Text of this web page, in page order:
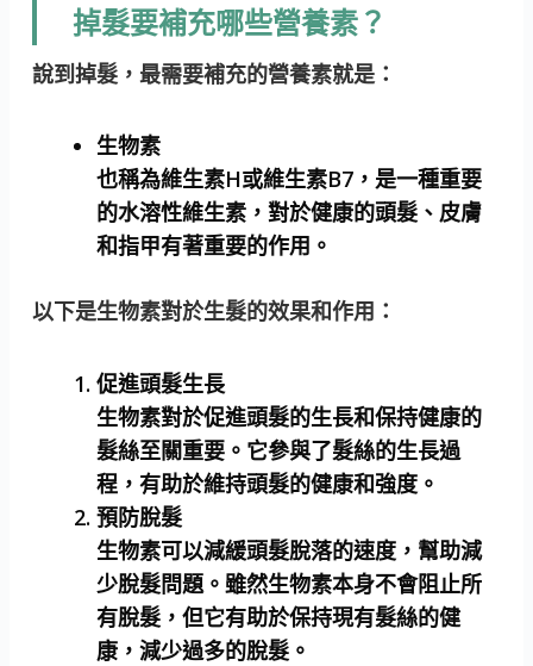
掉髮要補充哪些營養素？
說到掉髮，最需要補充的營養素就是：
生物素
也稱為維生素H或維生素B7，是一種重要
的水溶性維生素，對於健康的頭髮、皮膚
和指甲有著重要的作用。
以下是生物素對於生髮的效果和作用：
促進頭髮生長
生物素對於促進頭髮的生長和保持健康的
髮絲至關重要。它參與了髮絲的生長過
程，有助於維持頭髮的健康和強度。
預防脫髮
生物素可以減緩頭髮脫落的速度，幫助減
少脫髮問題。雖然生物素本身不會阻止所
有脫髮，但它有助於保持現有髮絲的健
康，減少過多的脫髮。